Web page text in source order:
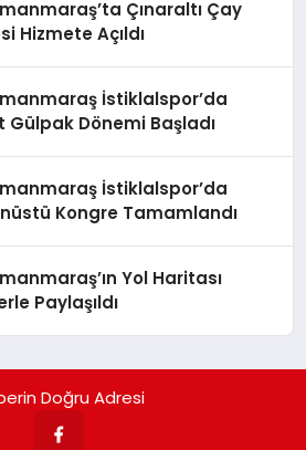
Çınaraltı Çay
Hizmete Açıldı
İstiklalspor’da
Gülpak Dönemi Başladı
İstiklalspor’da
Kongre Tamamlandı
Yol Haritası
Paylaşıldı
Doğru Adresi